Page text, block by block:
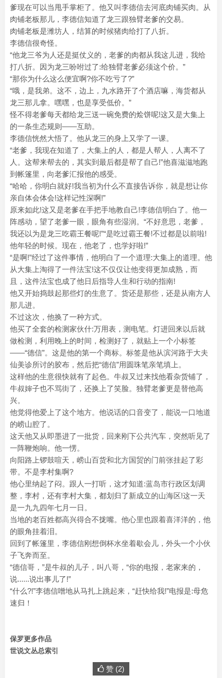
爹现在可以当甩手掌柜了。他又叫李德信去河底肉铺买肉。从
肉铺老板那儿，李德信知道了龙三跟独臂老爹的交易。
肉铺老板是潍坊人，结算的时候猪肉给打了八折。
李德信很奇怪。
“他龙三爷为人还是挺仗义的，老爹的肉都从我这儿进，我给
打八折。因为龙三吩咐过了:给独臂老爹必须这个价。”
“那你为什么这么便宜啊?你不吃亏了?”
“哦，是我弟。这不，边上，九水路开了个酒店嘛，海货都从
龙三那儿拿。嘿嘿，也是享受低价。”
怪不得老爹每天都给龙三送一碗免费的烩饼呢!这又是大集上
的一条生态规则——互助。
李德信恍然大悟了。他从龙三的身上又学了一课。
“老爹，我现在知道了，大集上的人，都是人帮人，人离不了
人。这帮来帮去的，其实到最后都是帮了自己!”他喜滋滋地跑
到帐篷里，向老爹汇报他的感受。
“哈哈，你明白就好!我当初为什么不直接告诉你，就是想让你
亲自体会体会!这样记性深啊!”
原来如此!这又是老爹在手把手地教自己!李德信明白了。他一
阵感动，望了老爹一眼，眼角有些湿润。“不好意思，老爹，
我还以为是龙三吃霸王餐呢!”“是吃过霸王餐!不过都是以前啦!
他年轻的时候。现在，他老了，也学好啦!”
“是啊!”经过了这件事情，他明白了一个道理:大集上的道理。他
从大集上淘得了一件法宝!这不仅仅让他变得更加成熟，而
且，这件法宝也成了他日后指导人生和行动的指南!
他又开始捣鼓起那些灯的生意了。货还是那些，还是从南方人
那儿进。
不过这次，他换了一种方式。
他买了全套的检测家伙什:万用表，测电笔。灯进回来以后就
做检测，利用晚上的时间，检测好了，就贴上一个小标签
——“德信”。这是他的第一个商标。标签是他从滨河路于大夫
仙美诊所讨的胶布，然后把“德信”用圆珠笔亲笔填上。
这样他的生意很快就有了起色。牛叔又过来找他看杂货铺了，
牛叔婶子也不骂街了，还换上了笑脸。独臂老爹更是替他高
兴。
他觉得他爱上了这个地方。他说话的口音变了，能说一口地道
的崂山腔了。
这天他又从即墨进了一批货，回来刚下公共汽车，突然听见了
一阵鞭炮响。他一愣。
向阳路上锣鼓喧天，崂山百货和北方国贸的门前张挂起了彩
带。不是李村集啊?
他心里纳起了闷。跟人一打听，这才知道:蓝岛市行政区划调
整，李村，还有李村大集，都划归了新成立的山海区!这一天
是一九九四年七月一日。
当地的老百姓都高兴得合不拢嘴。他心里也跟着喜洋洋的，他
的眼角挂着泪。
回到了帐篷里，李德信刚想倒杯水坐着歇会儿，外头一个小伙
子飞奔而至。
“德信哥，”是牛叔的儿子，叫八哥，“你的电报，老家来的，
说......说出事儿了!”
“什么?!”李德信噌地从马扎上跳起来，“赶快给我!”电报是:母危
速归！
保罗更多作品
世说文丛总索引
赞 (2)